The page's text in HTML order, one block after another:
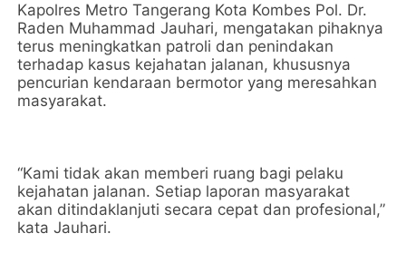
Kapolres Metro Tangerang Kota Kombes Pol. Dr.
Raden Muhammad Jauhari, mengatakan pihaknya
terus meningkatkan patroli dan penindakan
terhadap kasus kejahatan jalanan, khususnya
pencurian kendaraan bermotor yang meresahkan
masyarakat.
“Kami tidak akan memberi ruang bagi pelaku
kejahatan jalanan. Setiap laporan masyarakat
akan ditindaklanjuti secara cepat dan profesional,”
kata Jauhari.